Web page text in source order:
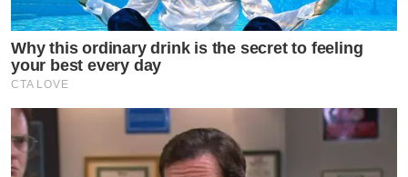
Why this ordinary drink is the secret to feeling
your best every day
CTA LOVE